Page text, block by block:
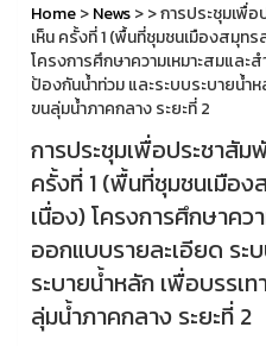
Home>News>> การประชุมเพื่
เห็น ครั้งที่ 1 (พื้นที่ชุมชนเมืองสมุท
โครงการศึกษาความเหมาะสมแล
ป้องกันน้ำท่วม และระบบระบายน้
ขนลุ่มน้ำภาคกลาง ระยะที่ 2
การประชุมเพื่อประชาสั
ครั้งที่ 1 (พื้นที่ชุมชนเมือ
เนื่อง) โครงการศึกษาคว
ออกแบบรายละเอียด ระ
ระบายน้ำหลัก เพื่อบรร
ลุ่มน้ำภาคกลาง ระยะที่ 2